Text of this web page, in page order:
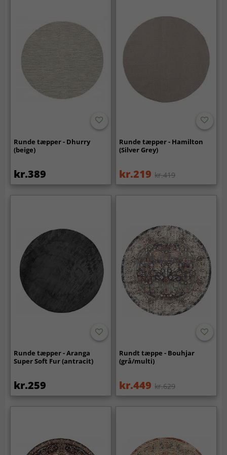
Runde tæpper - Dhurry
(beige)
kr.389
Runde tæpper - Hamilton
(Silver Grey)
kr.219 kr.419
Runde tæpper - Aranga
Super Soft Fur (antracit)
kr.259
Rundt tæppe - Bouhjar
(grå/multi)
kr.449 kr.629